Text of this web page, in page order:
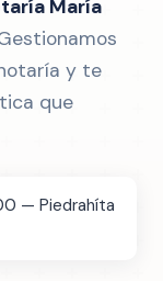
María
y te
que
— Piedrahíta